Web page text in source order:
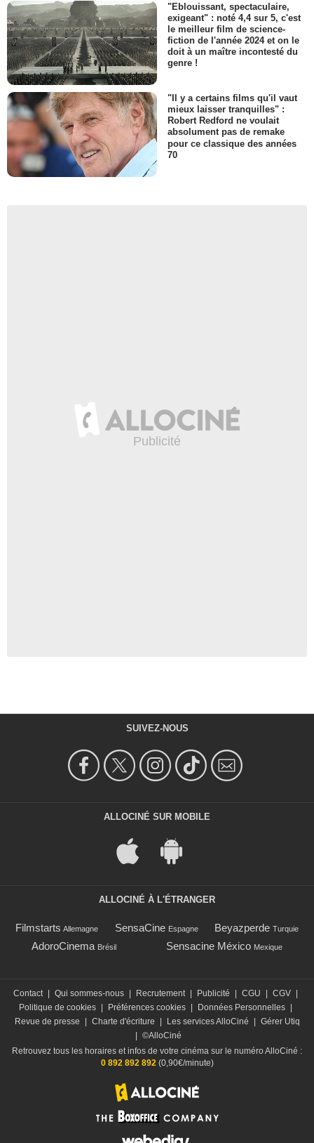
"Eblouissant, spectaculaire,
exigeant" : noté 4,4 sur 5, c'est
le meilleur film de science-
fiction de l'année 2024 et on le
doit à un maître incontesté du
genre !
"Il y a certains films qu'il vaut
mieux laisser tranquilles" :
Robert Redford ne voulait
absolument pas de remake
pour ce classique des années
70
SUIVEZ-NOUS
ALLOCINÉ SUR MOBILE
ALLOCINÉ À L'ÉTRANGER
Filmstarts Allemagne SensaCine Espagne Beyazperde Turquie
AdoroCinema Brésil Sensacine México Mexique
Contact | Qui sommes-nous | Recrutement | Publicité | CGU | CGV |
Politique de cookies | Préférences cookies | Données Personnelles |
Revue de presse
| Charte d'écriture | Les services AlloCiné | Gérer Utiq
| ©AlloCiné
Retrouvez tous les horaires et infos de votre cinéma sur le numéro AlloCiné :
0 892 892 892 (0,90€/minute)